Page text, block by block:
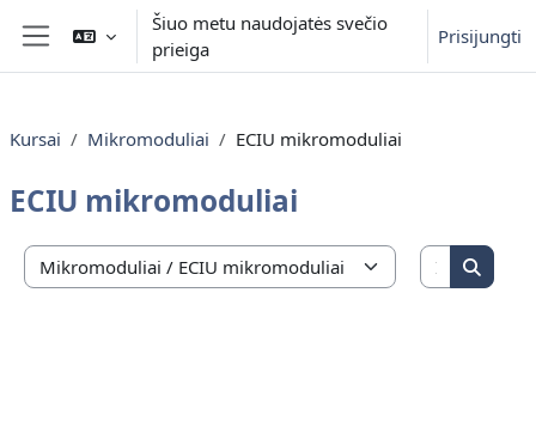
Pereiti į pagrindinį turinį
Šoninis skydelis
Šiuo metu naudojatės svečio
prieiga
Prisijungti
Kursai Mikromoduliai ECIU mikromoduliai
ECIU mikromoduliai
Kursų kategorijos
Ieškoti
Ieškoti